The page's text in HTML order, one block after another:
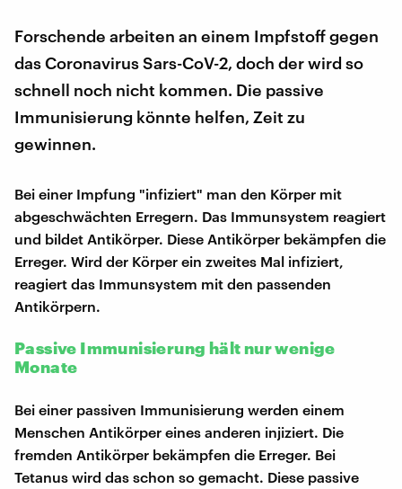
Forschende arbeiten an einem Impfstoff gegen
das Coronavirus Sars-CoV-2, doch der wird so
schnell noch nicht kommen. Die passive
Immunisierung könnte helfen, Zeit zu
gewinnen.
Bei einer Impfung "infiziert" man den Körper mit
abgeschwächten Erregern. Das Immunsystem reagiert
und bildet Antikörper. Diese Antikörper bekämpfen die
Erreger. Wird der Körper ein zweites Mal infiziert,
reagiert das Immunsystem mit den passenden
Antikörpern.
Passive Immunisierung hält nur wenige
Monate
Bei einer passiven Immunisierung werden einem
Menschen Antikörper eines anderen injiziert. Die
fremden Antikörper bekämpfen die Erreger. Bei
Tetanus wird das schon so gemacht. Diese passive